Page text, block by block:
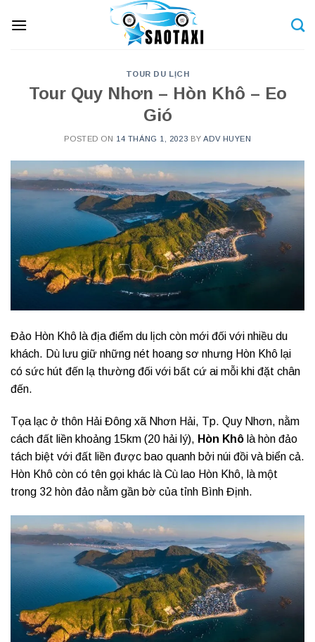
TOUR DU LỊCH
Tour Quy Nhơn – Hòn Khô – Eo
Gió
POSTED ON 14 THÁNG 1, 2023 BYADV HUYEN
Đảo Hòn Khô là địa điểm du lịch còn mới đối với nhiều du
khách. Dù lưu giữ những nét hoang sơ nhưng Hòn Khô lại
có sức hút đến lạ thường đối với bất cứ ai mỗi khi đặt chân
đến.
Tọa lạc ở thôn Hải Đông xã Nhơn Hải, Tp. Quy Nhơn, nằm
cách đất liền khoảng 15km (20 hải lý), Hòn Khô là hòn đảo
tách biệt với đất liền được bao quanh bởi núi đồi và biển cả.
Hòn Khô còn có tên gọi khác là Cù lao Hòn Khô, là một
trong 32 hòn đảo nằm gần bờ của tỉnh Bình Định.